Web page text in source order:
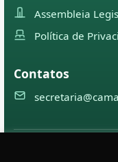
Assembleia
Política de
Contatos